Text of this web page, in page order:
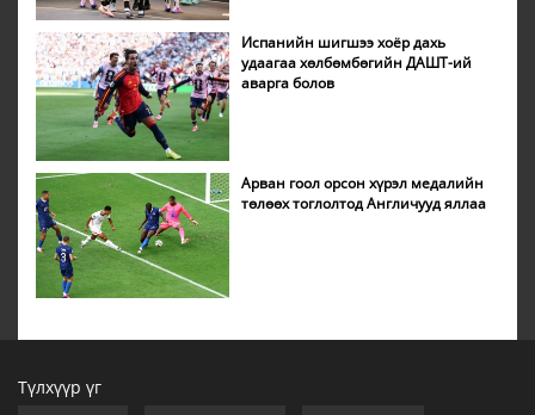
Испанийн шигшээ хоёр дахь
удаагаа хөлбөмбөгийн ДАШТ-ий
аварга болов
Арван гоол орсон хүрэл медалийн
төлөөх тоглолтод Англичууд яллаа
Түлхүүр үг